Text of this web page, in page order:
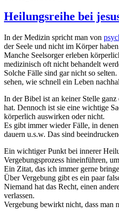
Heilungsreihe bei
In der Medizin spricht man von
der Seele und nicht im Körper
Manche Seelsorger erleben
medizinisch oft nicht behandelt
Solche Fälle sind gar nicht so
sehen, wie schnell ein Leben
In der Bibel ist an keiner Stelle
hat. Dennoch ist sie eine wichtige
körperlich auswirken oder nicht.
Es gibt immer wieder Fälle, in
dauern u.s.w. Das sind
Ein wichtiger Punkt bei innerer
Vergebungsprozess hineinführen,
Ein Zitat, das ich immer gerne
Über Vergebung gibt es ein paar
Niemand hat das Recht, einen
verlassen.
Vergebung bewirkt nicht, dass man